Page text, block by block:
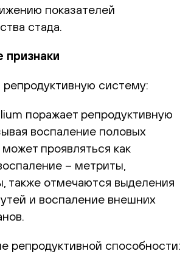
показателей
стада.
признаки
репродуктивную систему:
поражает репродуктивную
воспаление половых
проявляться как
– метриты,
также отмечаются выделения
и воспаление внешних
репродуктивной способности: